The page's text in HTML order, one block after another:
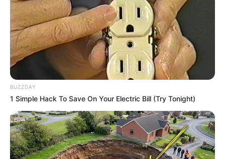
BUZZDAY
1 Simple Hack To Save On Your Electric Bill (Try Tonight)